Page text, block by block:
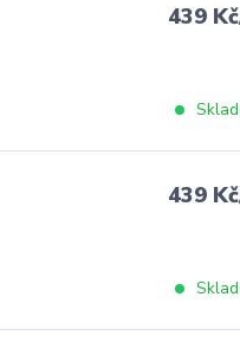
439 Kč
439 Kč